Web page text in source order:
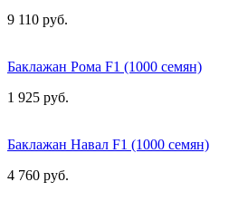
9 110 руб.
Баклажан Рома F1 (1000 семян)
1 925 руб.
Баклажан Навал F1 (1000 семян)
4 760 руб.